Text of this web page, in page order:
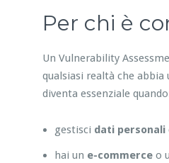
Per chi è
Un Vulnerability
qualsiasi realtà che abbia
diventa essenziale
gestisci dati personali
hai un e-commerceo